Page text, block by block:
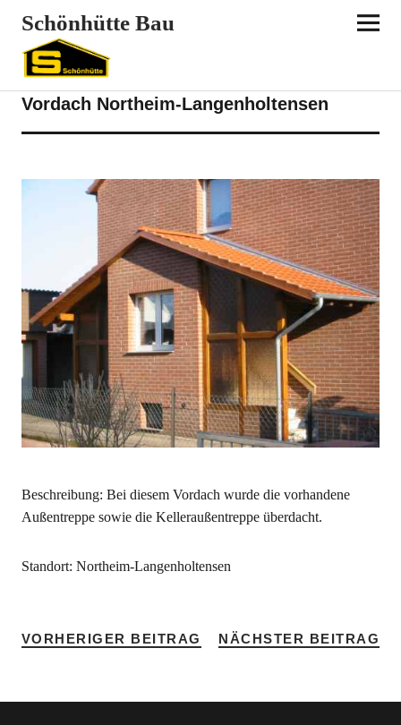
Schönhütte Bau
REFERENZEN
Vordach Northeim-Langenholtensen
Beschreibung: Bei diesem Vordach wurde die vorhandene
Außentreppe sowie die Kelleraußentreppe überdacht.
Standort: Northeim-Langenholtensen
VORHERIGER BEITRAG NÄCHSTER BEITRAG